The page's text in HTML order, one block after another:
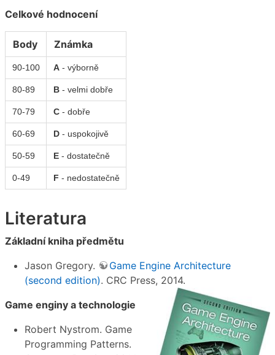
Celkové hodnocení
Body Známka
90-100 A- výborně
80-89 B- velmi dobře
70-79 C- dobře
60-69 D- uspokojivě
50-59 E- dostatečně
0-49 F - nedostatečně
Literatura
Základní kniha předmětu
Jason Gregory.
Game Engine Architecture
(second edition). CRC Press, 2014.
Game enginy a technologie
Robert Nystrom. Game
Programming Patterns.